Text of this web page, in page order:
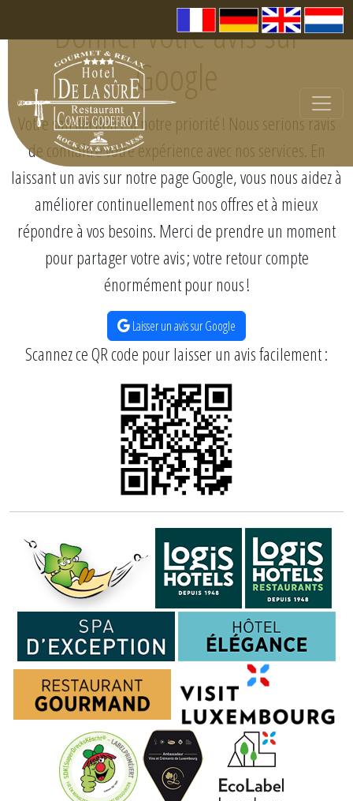
Donner votre avis sur
Google
Votre satisfaction est notre priorité ! Nous serions ravis
de connaître votre expérience avec nos services. En
laissant un avis sur notre page Google, vous nous aidez à
améliorer continuellement nos offres et à mieux
répondre à vos besoins. Merci de prendre un moment
pour partager votre avis ; votre retour compte
énormément pour nous !
Laisser un avis sur Google
Scannez ce QR code pour laisser un avis facilement :